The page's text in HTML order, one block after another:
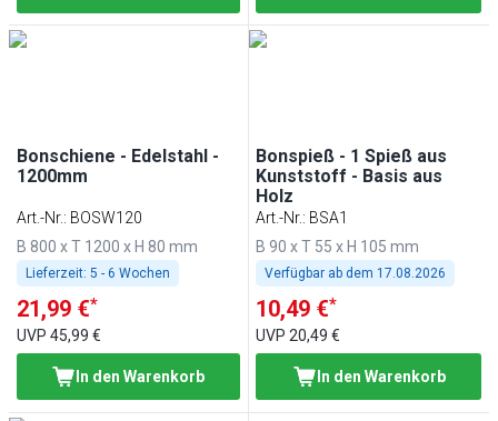
Bonschiene - Edelstahl -
1200mm
Art.-Nr.: BOSW120
B 800 x T 1200 x H 80 mm
Lieferzeit: 5 - 6 Wochen
21,99 €*
UVP 45,99 €
In den Warenkorb
Bonspieß - 1 Spieß aus
Kunststoff - Basis aus
Holz
Art.-Nr.: BSA1
B 90 x T 55 x H 105 mm
Verfügbar ab dem 17.08.2026
10,49 €*
UVP20,49 €
In den Warenkorb